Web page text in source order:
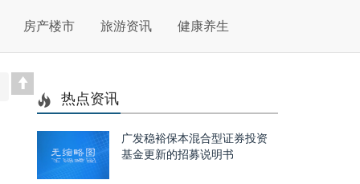
房产楼市 旅游资讯 健康养生
热点资讯
广发稳裕保本混合型证券投资
基金更新的招募说明书